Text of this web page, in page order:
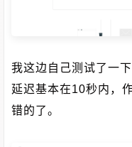
我这边自己测试了一
延迟基本在10秒内，
错的了。